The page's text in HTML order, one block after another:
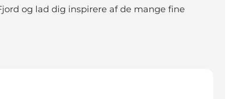
og lad dig inspirere af de mange fine